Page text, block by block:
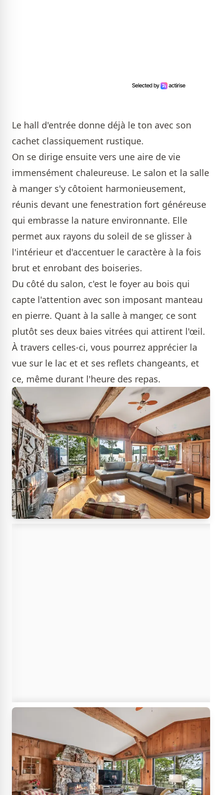
Le hall d'entrée donne déjà le ton avec son
cachet classiquement rustique.
On se dirige ensuite vers une aire de vie
immensément chaleureuse. Le salon et la salle
à manger s'y côtoient harmonieusement,
réunis devant une fenestration fort généreuse
qui embrasse la nature environnante. Elle
permet aux rayons du soleil de se glisser à
l'intérieur et d'accentuer le caractère à la fois
brut et enrobant des boiseries.
Du côté du salon, c'est le foyer au bois qui
capte l'attention avec son imposant manteau
en pierre. Quant à la salle à manger, ce sont
plutôt ses deux baies vitrées qui attirent l'œil.
À travers celles-ci, vous pourrez apprécier la
vue sur le lac et et ses reflets changeants, et
ce, même durant l'heure des repas.